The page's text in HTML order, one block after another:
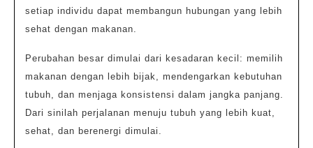
setiap individu dapat membangun hubungan yang lebih
sehat dengan makanan.
Perubahan besar dimulai dari kesadaran kecil: memilih
makanan dengan lebih bijak, mendengarkan kebutuhan
tubuh, dan menjaga konsistensi dalam jangka panjang.
Dari sinilah perjalanan menuju tubuh yang lebih kuat,
sehat, dan berenergi dimulai.